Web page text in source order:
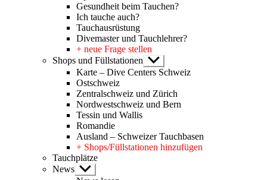
Gesundheit beim Tauchen?
Ich tauche auch?
Tauchausrüstung
Divemaster und Tauchlehrer?
+ neue Frage stellen
Shops und Füllstationen Untermenü
anzeigen
Karte – Dive Centers Schweiz
Ostschweiz
Zentralschweiz und Zürich
Nordwestschweiz und Bern
Tessin und Wallis
Romandie
Ausland – Schweizer Tauchbasen
+ Shops/Füllstationen hinzufügen
Tauchplätze
News Untermenü
anzeigen